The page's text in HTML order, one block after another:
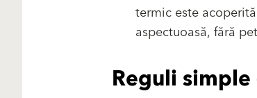
termic este
aspectuoasă, fără
Reguli